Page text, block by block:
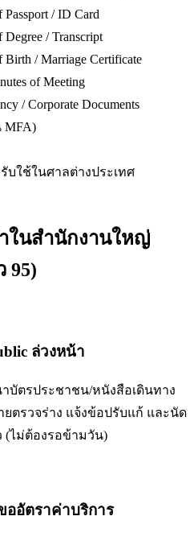
/ ID Card
/ Transcript
Birth / Marriage Certificate
of Meeting
/ Corporate Documents
MFA)
รับใช้ในศาลต่างประเทศ
ในสำนักงานใหญ่
95)
ล่วงหน้า
าบัตรประชาชน/หนังสือเดินทาง
ตรวจร่าง แจ้งข้อปรับแก้ และนัด
(ไม่ต้องรอข้ามวัน)
ออัตราค่าบริการ